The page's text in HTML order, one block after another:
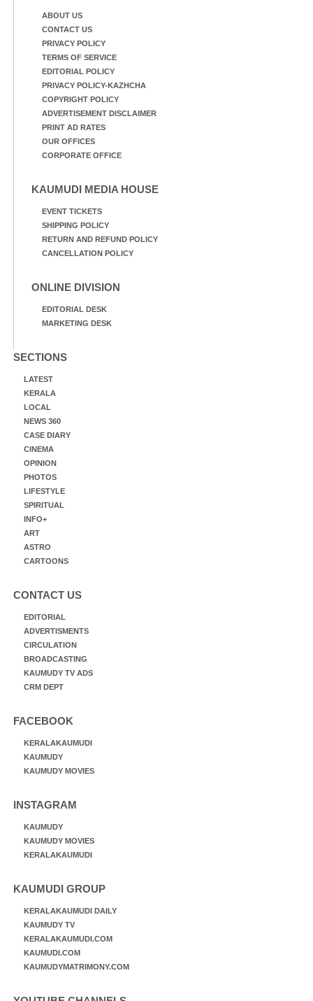
ABOUT US
CONTACT US
PRIVACY POLICY
TERMS OF SERVICE
EDITORIAL POLICY
PRIVACY POLICY-KAZHCHA
COPYRIGHT POLICY
ADVERTISEMENT DISCLAIMER
PRINT AD RATES
OUR OFFICES
CORPORATE OFFICE
KAUMUDI MEDIA HOUSE
EVENT TICKETS
SHIPPING POLICY
RETURN AND REFUND POLICY
CANCELLATION POLICY
ONLINE DIVISION
EDITORIAL DESK
MARKETING DESK
SECTIONS
LATEST
KERALA
LOCAL
NEWS 360
CASE DIARY
CINEMA
OPINION
PHOTOS
LIFESTYLE
SPIRITUAL
INFO+
ART
ASTRO
CARTOONS
CONTACT US
EDITORIAL
ADVERTISMENTS
CIRCULATION
BROADCASTING
KAUMUDY TV ADS
CRM DEPT
FACEBOOK
KERALAKAUMUDI
KAUMUDY
KAUMUDY MOVIES
INSTAGRAM
KAUMUDY
KAUMUDY MOVIES
KERALAKAUMUDI
KAUMUDI GROUP
KERALAKAUMUDI DAILY
KAUMUDY TV
KERALAKAUMUDI.COM
KAUMUDI.COM
KAUMUDYMATRIMONY.COM